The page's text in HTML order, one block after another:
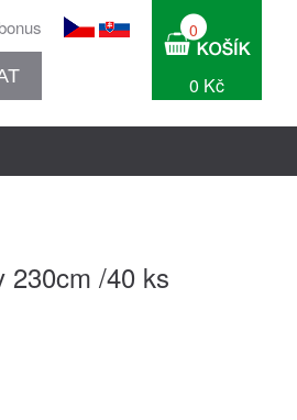
0
0 Kč
230cm /40 ks